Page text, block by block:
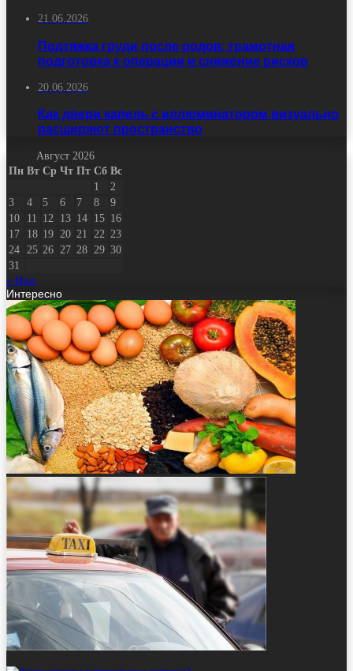
21.06.2026
Подтяжка груди после родов: грамотная
подготовка к операции и снижение рисков
20.06.2026
Как двери капель с иллюминатором визуально
расширяют пространство
Август 2026
Пн Вт Ср Чт Пт Сб Вс
1
2
3
4 5 6 7 8
9
10
11 12 13 14 15 16
17
18 19 20 21 22 23
24
25 26 27 28 29 30
31
« Июл
Интересно